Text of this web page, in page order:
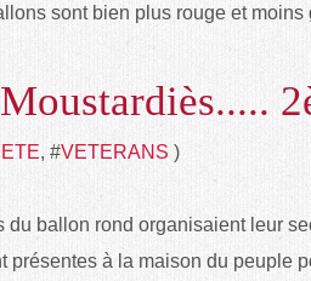
sont bien plus rouge et moins
, #VETERANS )
du ballon rond organisaient leur
présentes à la maison du peuple